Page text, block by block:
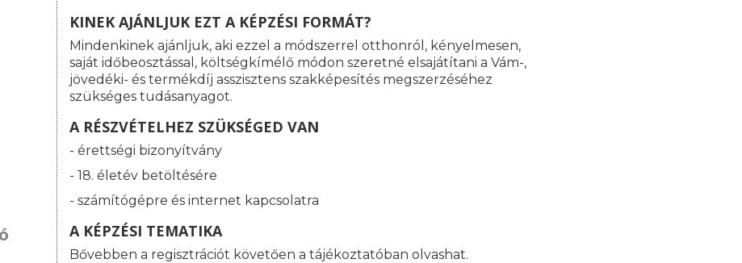
KINEK AJÁNLJUK EZT A KÉPZÉSI FORMÁT?
Mindenkinek ajánljuk, aki ezzel a módszerrel otthonról, kényelmesen,
saját időbeosztással, költségkímélő módon szeretné elsajátítani a Vám-,
jövedéki- és termékdíj asszisztens szakképesítés megszerzéséhez
szükséges tudásanyagot.
A RÉSZVÉTELHEZ SZÜKSÉGED VAN
- érettségi bizonyítvány
- 18. életév betöltésére
- számítógépre és internet kapcsolatra
A KÉPZÉSI TEMATIKA
Bővebben a regisztrációt követően a tájékoztatóban olvashat.